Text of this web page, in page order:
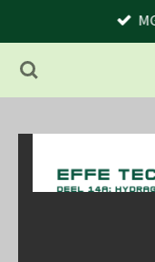
direct
naar
de
hoofdinhoud